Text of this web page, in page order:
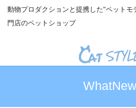
ス
ン
動物プロダクションと提携した"ペット
門店のペットショップ
WhatNew